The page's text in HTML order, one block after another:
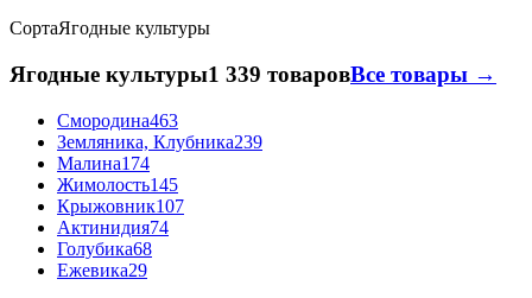
СортаЯгодные культуры
Ягодные культуры1 339 товаровВсе товары →
Смородина463
Земляника, Клубника239
Малина174
Жимолость145
Крыжовник107
Актинидия74
Голубика68
Ежевика29